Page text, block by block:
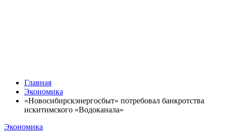
Главная
Экономика
«Новосибирскэнергосбыт» потребовал банкротства
искитимского «Водоканала»
Экономика